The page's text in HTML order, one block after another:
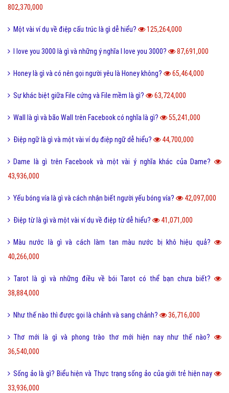
802,370,000
Một vài ví dụ về điệp cấu trúc là gì dễ hiểu? 125,264,000
I love you 3000 là gì và những ý nghĩa I love you 3000? 87,691,000
Honey là gì và có nên gọi người yêu là Honey không? 65,464,000
Sự khác biệt giữa File cứng và File mềm là gì? 63,724,000
Wall là gì và bão Wall trên Facebook có nghĩa là gì? 55,241,000
Điệp ngữ là gì và một vài ví dụ điệp ngữ dễ hiểu? 44,700,000
Dame là gì trên Facebook và một vài ý nghĩa khác của Dame?
43,936,000
Yếu bóng vía là gì và cách nhận biết người yếu bóng vía? 42,097,000
Điệp từ là gì và một vài ví dụ về điệp từ dễ hiểu? 41,071,000
Màu nước là gì và cách làm tan màu nước bị khô hiệu quả?
40,266,000
Tarot là gì và những điều về bói Tarot có thể bạn chưa biết?
38,884,000
Như thế nào thì được gọi là chảnh và sang chảnh? 36,716,000
Thơ mới là gì và phong trào thơ mới hiện nay như thế nào?
36,540,000
Sống ảo là gì? Biểu hiện và Thực trạng sống ảo của giới trẻ hiện nay
33,936,000